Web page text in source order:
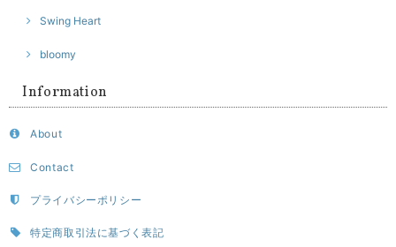
Swing Heart
bloomy
Information
About
Contact
プライバシーポリシー
特定商取引法に基づく表記